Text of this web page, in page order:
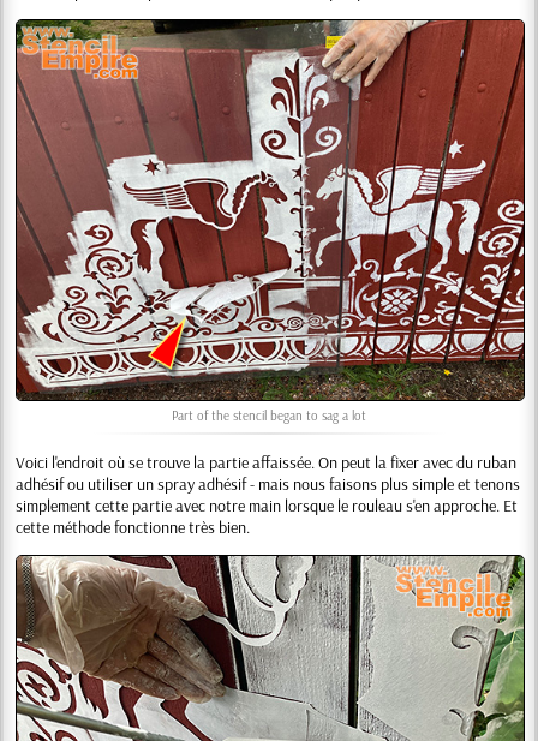
Part of the stencil began to sag a lot
Voici l'endroit où se trouve la partie affaissée. On peut la fixer avec du ruban
adhésif ou utiliser un spray adhésif - mais nous faisons plus simple et tenons
simplement cette partie avec notre main lorsque le rouleau s'en approche. Et
cette méthode fonctionne très bien.